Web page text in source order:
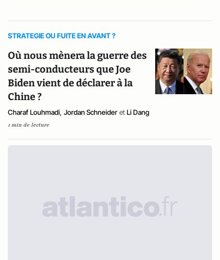
STRATEGIE OU FUITE EN AVANT ?
Où nous mènera la guerre des
semi-conducteurs que Joe
Biden vient de déclarer à la
Chine ?
Charaf Louhmadi, Jordan Schneider et Li Dang
1 min de lecture